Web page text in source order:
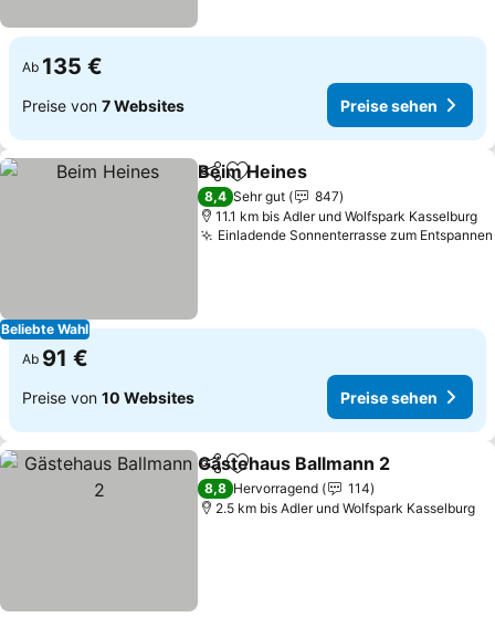
Ab 135 €
Preise von 7 Websites Preise sehen
Beliebte Wahl
TeilenZu Favoriten hinzufügen
Beim Heines
8,4 Sehr gut
847
11.1 km bis Adler und Wolfspark Kasselburg
Einladende Sonnenterrasse zum Entspannen
Ab 91 €
Preise von 10 Websites Preise sehen
TeilenZu Favoriten hinzufügen
Gästehaus Ballmann 2
8,8 Hervorragend
114
2.5 km bis Adler und Wolfspark Kasselburg